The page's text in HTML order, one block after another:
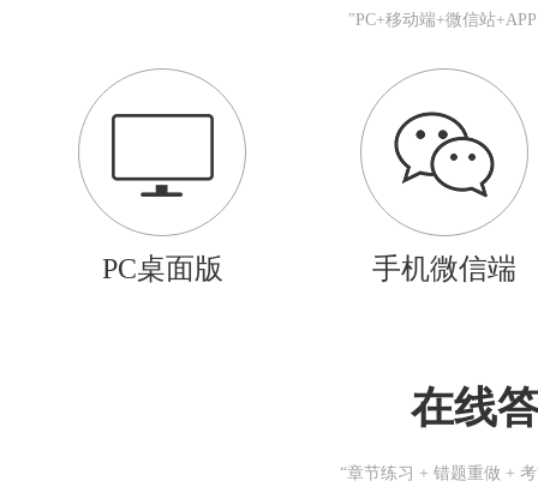
"PC+移动端+微信站
PC桌面版 手机微信端
在线
“章节练习 + 错题重做 +